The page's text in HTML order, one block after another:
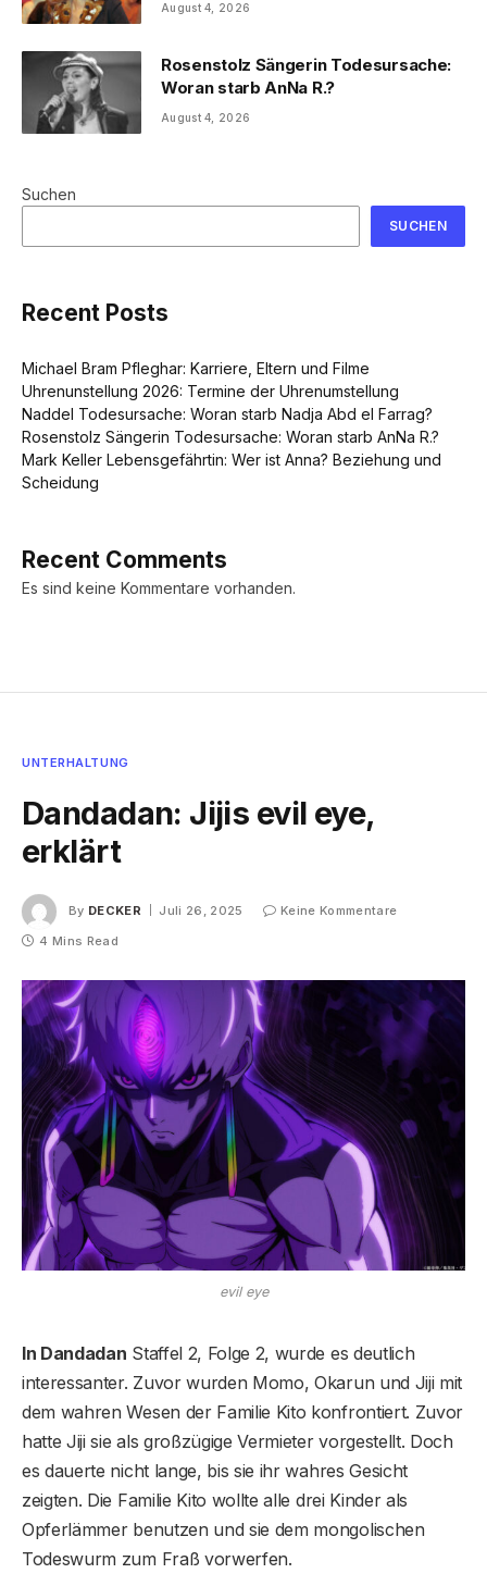
August 4, 2026
Rosenstolz Sängerin Todesursache:
Woran starb AnNa R.?
August 4, 2026
Suchen
SUCHEN
Recent Posts
Michael Bram Pfleghar: Karriere, Eltern und Filme
Uhrenunstellung 2026: Termine der Uhrenumstellung
Naddel Todesursache: Woran starb Nadja Abd el Farrag?
Rosenstolz Sängerin Todesursache: Woran starb AnNa R.?
Mark Keller Lebensgefährtin: Wer ist Anna? Beziehung und
Scheidung
Recent Comments
Es sind keine Kommentare vorhanden.
UNTERHALTUNG
Dandadan: Jijis evil eye,
erklärt
By DECKER Juli 26, 2025
Keine Kommentare
4 Mins Read
evil eye
In Dandadan Staffel 2, Folge 2, wurde es deutlich
interessanter. Zuvor wurden Momo, Okarun und Jiji mit
dem wahren Wesen der Familie Kito konfrontiert. Zuvor
hatte Jiji sie als großzügige Vermieter vorgestellt. Doch
es dauerte nicht lange, bis sie ihr wahres Gesicht
zeigten. Die Familie Kito wollte alle drei Kinder als
Opferlämmer benutzen und sie dem mongolischen
Todeswurm zum Fraß vorwerfen.